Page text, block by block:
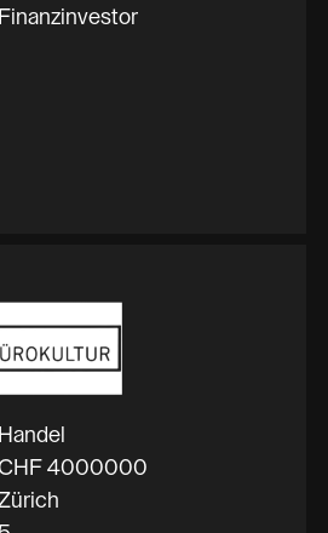
Finanzinvestor
Handel
4000000